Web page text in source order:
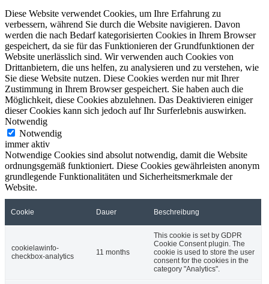
Diese Website verwendet Cookies, um Ihre Erfahrung zu
verbessern, während Sie durch die Website navigieren. Davon
werden die nach Bedarf kategorisierten Cookies in Ihrem Browser
gespeichert, da sie für das Funktionieren der Grundfunktionen der
Website unerlässlich sind. Wir verwenden auch Cookies von
Drittanbietern, die uns helfen, zu analysieren und zu verstehen, wie
Sie diese Website nutzen. Diese Cookies werden nur mit Ihrer
Zustimmung in Ihrem Browser gespeichert. Sie haben auch die
Möglichkeit, diese Cookies abzulehnen. Das Deaktivieren einiger
dieser Cookies kann sich jedoch auf Ihr Surferlebnis auswirken.
Notwendig
Notwendig
immer aktiv
Notwendige Cookies sind absolut notwendig, damit die Website
ordnungsgemäß funktioniert. Diese Cookies gewährleisten anonym
grundlegende Funktionalitäten und Sicherheitsmerkmale der
Website.
Cookie Dauer Beschreibung
cookielawinfo-
checkbox-analytics
11 months
This cookie is set by GDPR
Cookie Consent plugin. The
cookie is used to store the user
consent for the cookies in the
category "Analytics".